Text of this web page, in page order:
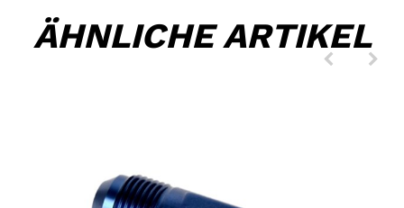
ÄHNLICHE ARTIKEL